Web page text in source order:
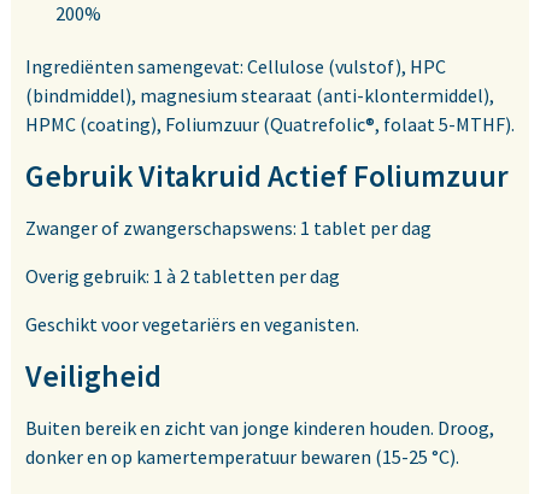
200%
Ingrediënten samengevat: Cellulose (vulstof), HPC
(bindmiddel), magnesium stearaat (anti-klontermiddel),
HPMC (coating), Foliumzuur (Quatrefolic®, folaat 5-MTHF).
Gebruik Vitakruid Actief Foliumzuur
Zwanger of zwangerschapswens: 1 tablet per dag
Overig gebruik: 1 à 2 tabletten per dag
Geschikt voor vegetariërs en veganisten.
Veiligheid
Buiten bereik en zicht van jonge kinderen houden. Droog,
donker en op kamertemperatuur bewaren (15-25 °C).